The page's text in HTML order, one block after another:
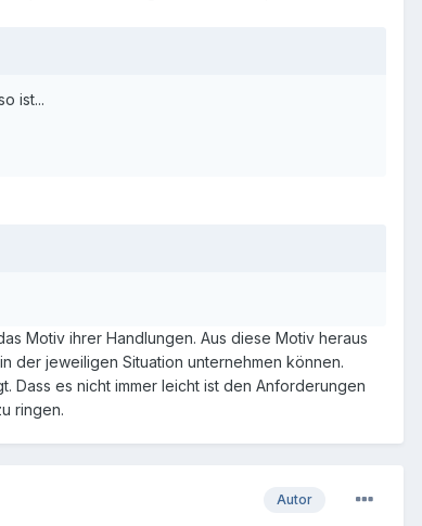
ist...
Motiv ihrer Handlungen. Aus diese Motiv heraus
der jeweiligen Situation unternehmen können.
Dass es nicht immer leicht ist den Anforderungen
ringen.
Autor